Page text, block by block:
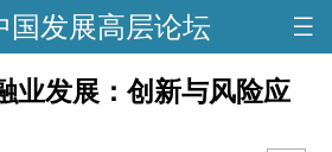
国发展高层论坛
业发展：创新与风险应